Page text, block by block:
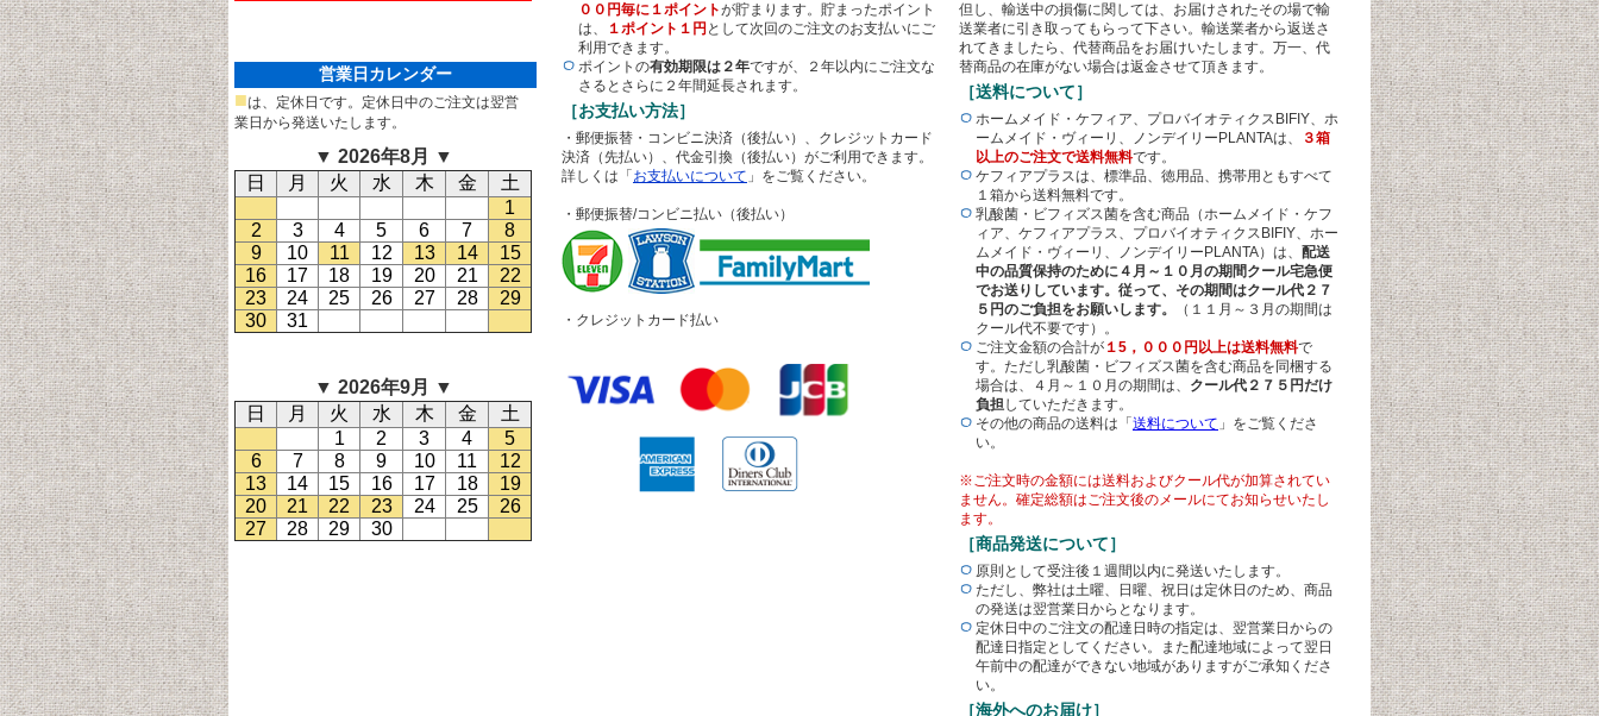
営業日カレンダー
■は、定休日です。定休日中のご注文は翌営
業日から発送いたします。
▼ 2026年8月 ▼
日
月 火 水 木 金
土
1
2
3 4 5 6 7
8
9
10 11 12 13 14
15
16
17 18 19 20 21
22
23
24 25 26 27 28
29
30
31
▼ 2026年9月 ▼
日
月 火 水 木 金
土
1
2 3 4
5
6
7 8 9 10 11
12
13
14 15 16 17 18
19
20
21 22 23 24 25
26
27
28 29 30
００円毎に１ポイントが貯まります。貯まったポイント
は、
１ポイント１円 として次回のご注文のお支払いにご
利用できます。
ポイントの有効期限は２年ですが、２年以内にご注文な
さるとさらに２年間延長されます。
［お支払い方法］
・郵便振替・コンビニ決済（後払い）、クレジットカード
決済（先払い）、代金引換（後払い）がご利用できます。
詳しくは「 お支払いについて 」をご覧ください。
・郵便振替/コンビニ払い（後払い）
・クレジットカード払い
但し、輸送中の損傷に関しては、お届けされたその場で輸
送業者に引き取ってもらって下さい。輸送業者から返送さ
れてきましたら、代替商品をお届けいたします。万一、代
替商品の在庫がない場合は返金させて頂きます。
［送料について］
ホームメイド・ケフィア、プロバイオティクスBIFIY、ホ
ームメイド・ヴィーリ、ノンデイリーPLANTAは、
３箱
以上のご注文で送料無料です。
ケフィアプラスは、標準品、徳用品、携帯用ともすべて
１箱から送料無料です。
乳酸菌・ビフィズス菌を含む商品（ホームメイド・ケフ
ィア、ケフィアプラス、プロバイオティクスBIFIY、ホー
ムメイド・ヴィーリ、ノンデイリーPLANTA）は、 配送
中の品質保持のために４月～１０月の期間クール宅急便
でお送りしています。従って、その期間はクール代２７
５円のご負担をお願いします。
（１１月～３月の期間は
クール代不要です）。
ご注文金額の合計が １5，０００円以上は送料無料で
す。ただし乳酸菌・ビフィズス菌を含む商品を同梱する
場合は、４月～１０月の期間は、 クール代２７５円だけ
負担していただきます。
その他の商品の送料は「 送料について 」をご覧くださ
い。
※ご注文時の金額には送料およびクール代が加算されてい
ません。確定総額はご注文後のメールにてお知らせいたし
ます。
［商品発送について］
原則として受注後１週間以内に発送いたします。
ただし、弊社は土曜、日曜、祝日は定休日のため、商品
の発送は翌営業日からとなります。
定休日中のご注文の配達日時の指定は、翌営業日からの
配達日指定としてください。また配達地域によって翌日
午前中の配達ができない地域がありますがご承知くださ
い。
［海外へのお届け］